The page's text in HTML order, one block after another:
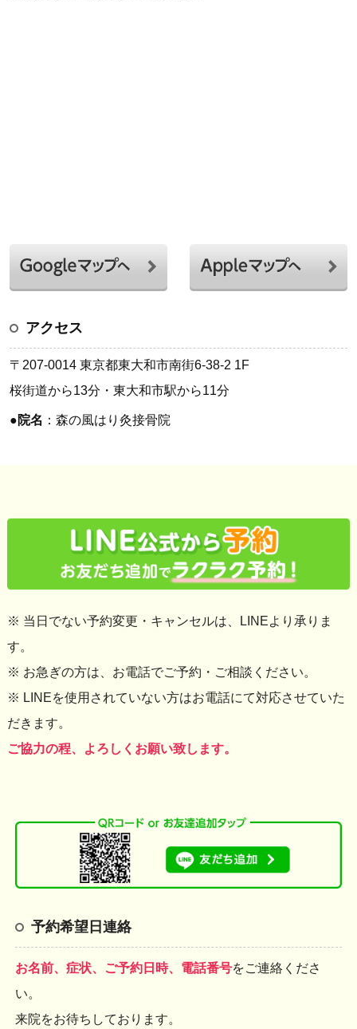
アクセス
〒207-0014 東京都東大和市南街6-38-2 1F
桜街道から13分・東大和市駅から11分
●院名 ：森の風はり灸接骨院
※ 当日でない予約変更・キャンセルは、LINEより承りま
す。
※ お急ぎの方は、お電話でご予約・ご相談ください。
※ LINEを使用されていない方はお電話にて対応させていた
だきます。
ご協力の程、よろしくお願い致します。
予約希望日連絡
お名前、症状、ご予約日時、電話番号をご連絡くださ
い。
来院をお待ちしております。